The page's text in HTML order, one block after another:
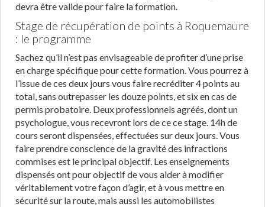
devra être valide pour faire la formation.
Stage de récupération de points à Roquemaure
: le programme
Sachez qu’il n’est pas envisageable de profiter d’une prise
en charge spécifique pour cette formation. Vous pourrez à
l’issue de ces deux jours vous faire recréditer 4 points au
total, sans outrepasser les douze points, et six en cas de
permis probatoire. Deux professionnels agréés, dont un
psychologue, vous recevront lors de ce ce stage. 14h de
cours seront dispensées, effectuées sur deux jours. Vous
faire prendre conscience de la gravité des infractions
commises est le principal objectif. Les enseignements
dispensés ont pour objectif de vous aider à modifier
véritablement votre façon d’agir, et à vous mettre en
sécurité sur la route, mais aussi les automobilistes